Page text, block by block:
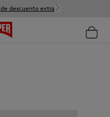
descuento extra